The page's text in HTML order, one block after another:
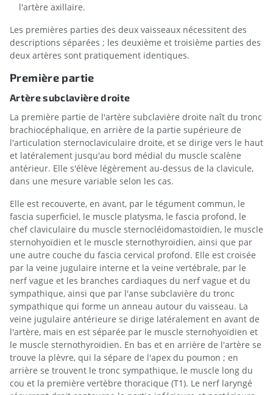
l'artère axillaire.
Les premières parties des deux vaisseaux nécessitent des
descriptions séparées ; les deuxième et troisième parties des
deux artères sont pratiquement identiques.
Première partie
Artère subclavière droite
La première partie de l'artère subclavière droite naît du tronc
brachiocéphalique, en arrière de la partie supérieure de
l'articulation sternoclaviculaire droite, et se dirige vers le haut
et latéralement jusqu'au bord médial du muscle scalène
antérieur. Elle s'élève légèrement au-dessus de la clavicule,
dans une mesure variable selon les cas.
Elle est recouverte, en avant, par le tégument commun, le
fascia superficiel, le muscle platysma, le fascia profond, le
chef claviculaire du muscle sternocléidomastoïdien, le muscle
sternohyoïdien et le muscle sternothyroïdien, ainsi que par
une autre couche du fascia cervical profond. Elle est croisée
par la veine jugulaire interne et la veine vertébrale, par le
nerf vague et les branches cardiaques du nerf vague et du
sympathique, ainsi que par l'anse subclavière du tronc
sympathique qui forme un anneau autour du vaisseau. La
veine jugulaire antérieure se dirige latéralement en avant de
l'artère, mais en est séparée par le muscle sternohyoïdien et
le muscle sternothyroïdien. En bas et en arrière de l'artère se
trouve la plèvre, qui la sépare de l'apex du poumon ; en
arrière se trouvent le tronc sympathique, le muscle long du
cou et la première vertèbre thoracique (T1). Le nerf laryngé